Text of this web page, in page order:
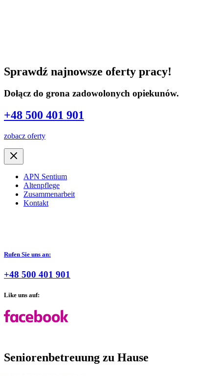
Sprawdź najnowsze oferty pracy!
Dołącz do grona zadowolonych opiekunów.
+48 500 401 901
zobacz oferty
APN Sentium
Altenpflege
Zusammenarbeit
Kontakt
Rufen Sie uns an:
+48 500 401 901
Like uns auf:
Seniorenbetreuung zu Hause